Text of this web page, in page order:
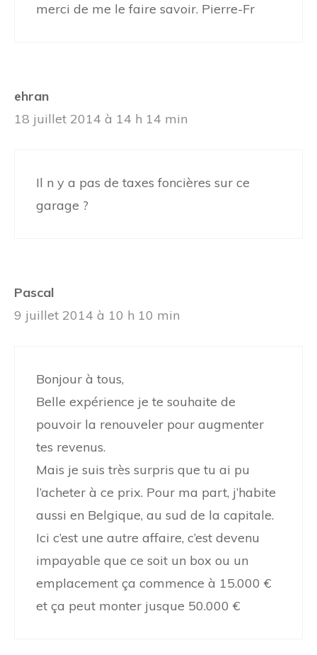
merci de me le faire savoir. Pierre-Fr
ehran
18 juillet 2014 à 14 h 14 min
Il n y a pas de taxes foncières sur ce
garage ?
Pascal
9 juillet 2014 à 10 h 10 min
Bonjour à tous,
Belle expérience je te souhaite de
pouvoir la renouveler pour augmenter
tes revenus.
Mais je suis très surpris que tu ai pu
l’acheter à ce prix. Pour ma part, j’habite
aussi en Belgique, au sud de la capitale.
Ici c’est une autre affaire, c’est devenu
impayable que ce soit un box ou un
emplacement ça commence à 15.000 €
et ça peut monter jusque 50.000 €